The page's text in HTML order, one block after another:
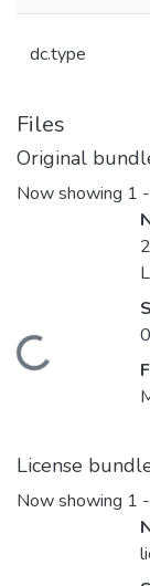
dc.type
Files
Original
Now showing 1
Loading...
License
Now showing 1